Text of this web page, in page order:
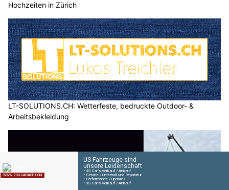
Hochzeiten in Zürich
LT-SOLUTIONS.CH: Wetterfeste, bedruckte Outdoor- &
Arbeitsbekleidung